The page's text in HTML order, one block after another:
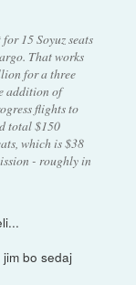
15 Soyuz seats
That works
for a three
addition of
flights to
total $150
which is $38
- roughly in
bo sedaj